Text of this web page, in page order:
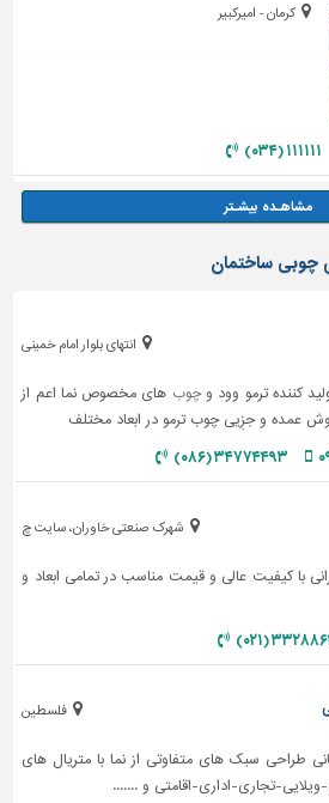
کرمان - امیرکبیر
۱۱۱۱۱۱ (۰۳۴)
چوبی ساختمان
انتهای بلوار امام خمینی
کننده ترمو وود وچوب های مخصوص نما اعم از
عمده و جزِیی چوب ترمو در ابعاد مختلف
۳۴۷۷۴۴۹۳ (۰۸۶)
شهرک صنعتی خاوران، سایت چ
با کیفیت عالی و قیمت مناسب در تمامی ابعاد و
(۰۲۱)
فلسطین
طراحی سبک های متفاوتی از نما با متریال های
تجاری-اداری-اقامتی و .......